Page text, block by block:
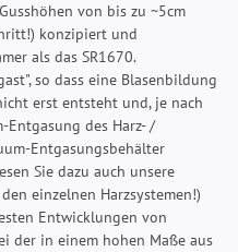
von bis zu ~5cm
konzipiert und
als das SR1670.
so dass eine Blasenbildung
erst entsteht und, je nach
Entgasung des Harz- /
Entgasungsbehälter
Sie dazu auch unsere
einzelnen Harzsystemen!)
Entwicklungen von
der in einem hohen Maße aus